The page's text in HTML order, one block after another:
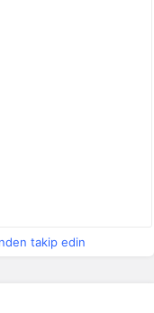
takip edin